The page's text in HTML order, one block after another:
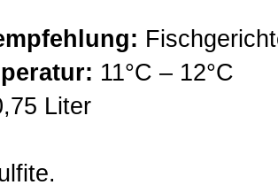
11°C – 12°C
Liter